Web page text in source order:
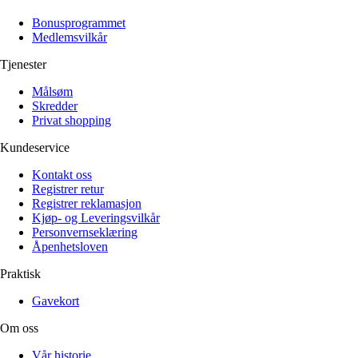
Klær
Reise
Informasjon
Tilbehør
Lukk
Alle artikler
Klær
Reise
Informasjon
Tilbehør
Målsøm
Lukk
Bonusprogrammet
Medlemsvilkår
Tjenester
Målsøm
Skredder
Privat shopping
Kundeservice
Kontakt oss
Registrer retur
Registrer reklamasjon
Kjøp- og Leveringsvilkår
Personvernseklæring
Åpenhetsloven
Praktisk
Gavekort
Om oss
Vår historie